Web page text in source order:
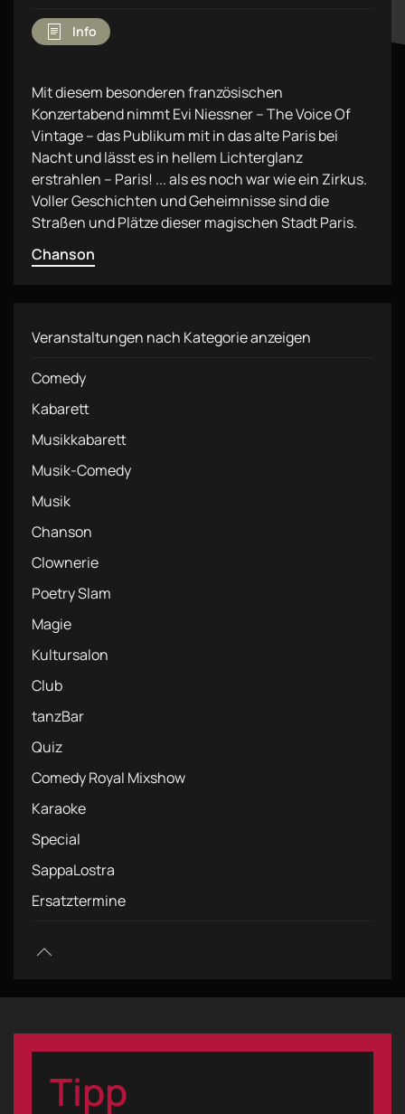
Info
Mit diesem besonderen französischen
Konzertabend nimmt Evi Niessner – The Voice Of
Vintage – das Publikum mit in das alte Paris bei
Nacht und lässt es in hellem Lichterglanz
erstrahlen – Paris! ... als es noch war wie ein Zirkus.
Voller Geschichten und Geheimnisse sind die
Straßen und Plätze dieser magischen Stadt Paris.
Chanson
Veranstaltungen nach Kategorie anzeigen
Comedy
Kabarett
Musikkabarett
Musik-Comedy
Musik
Chanson
Clownerie
Poetry Slam
Magie
Kultursalon
Club
tanzBar
Quiz
Comedy Royal Mixshow
Karaoke
Special
SappaLostra
Ersatztermine
Tipp